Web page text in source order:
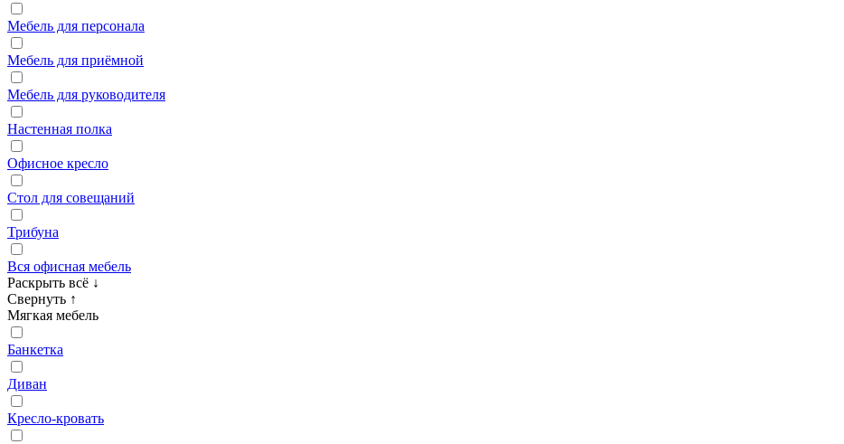
Мебель для персонала
Мебель для приёмной
Мебель для руководителя
Настенная полка
Офисное кресло
Стол для совещаний
Трибуна
Вся офисная мебель
Раскрыть всё ↓
Свернуть ↑
Мягкая мебель
Банкетка
Диван
Кресло‑кровать